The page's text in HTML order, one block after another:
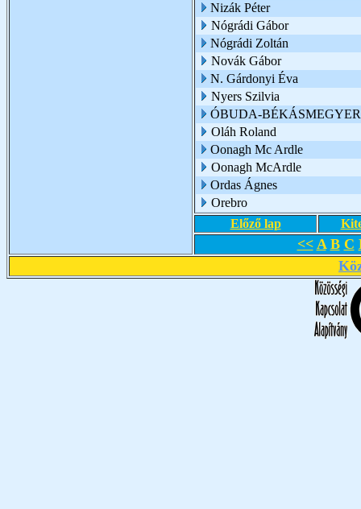
Nizák Péter
Nógrádi Gábor
Nógrádi Zoltán
Novák Gábor
N. Gárdonyi Éva
Nyers Szilvia
ÓBUDA-
Oláh Roland
Oonagh Mc Ardle
Oonagh McArdle
Ordas Ágnes
Orebro
Előző lap
<< A B C